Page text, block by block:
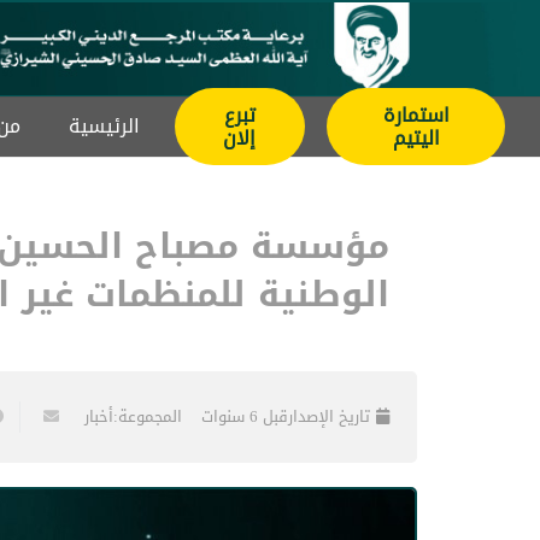
استمارة
اليتيم
تبرع
إلان الرئيسیة
مؤسسة مصباح الحسين
الوطنية للمنظمات
تاريخ الإصدارقبل 6 سنوات المجموعة:أخبار